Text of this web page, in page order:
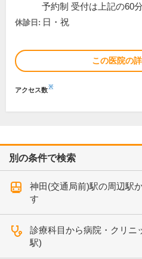
予約制 受付は上記の60
休診日: 日・祝
この医院の
アクセス数※
別の条件で検索
神田(交通局前)駅の周辺駅
す
診療科目から病院・クリニ
駅)